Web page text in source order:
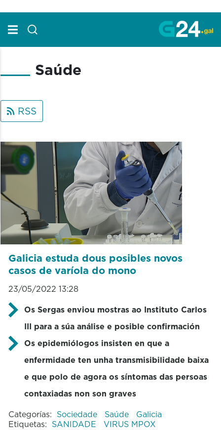
Saúde
RSS
Galicia estuda dous posibles novos
casos de varíola do mono
23/05/2022 13:28
Os Sergas enviou mostras ao Instituto Carlos
III para a súa análise e posible confirmación
Os epidemiólogos insisten en que a
enfermidade ten unha transmisibilidade baixa
e que polo de agora os síntomas das persoas
contaxiadas non son graves
Categorías: Sociedade Saúde
Galicia
Etiquetas: SANIDADE VIRUS MPOX